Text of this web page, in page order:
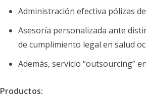
Administración efectiva pólizas
Asesoría personalizada ante
de cumplimiento legal en salud
Además, servicio “outsourcing”
Productos: